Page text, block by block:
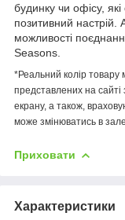
будинку чи офісу,
позитивний настрій.
можливості
Seasons.
*Реальний колір товару
представлених на
екрану, а також,
може змінюватись в
Приховати
Характеристики